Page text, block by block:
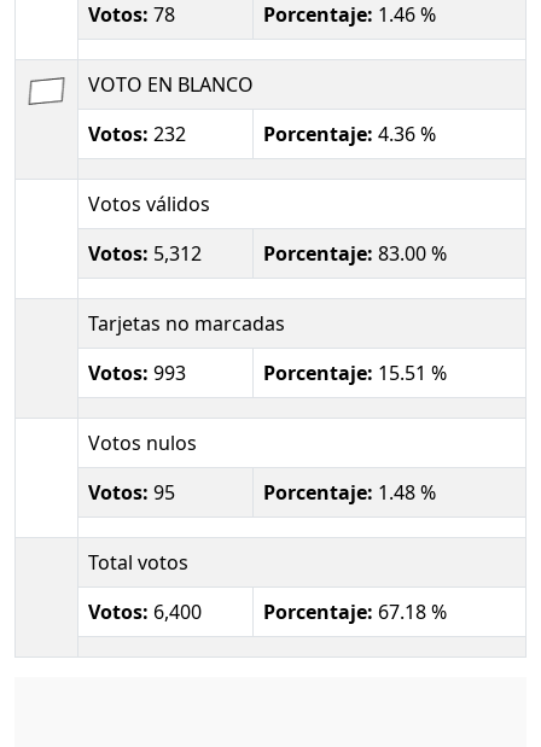
Votos: 78 Porcentaje: 1.46 %
VOTO EN BLANCO
Votos: 232 Porcentaje: 4.36 %
Votos válidos
Votos: 5,312 Porcentaje: 83.00 %
Tarjetas no marcadas
Votos: 993 Porcentaje: 15.51 %
Votos nulos
Votos: 95 Porcentaje: 1.48 %
Total votos
Votos: 6,400 Porcentaje: 67.18 %